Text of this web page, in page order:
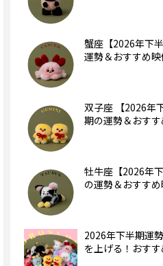
蟹座【2026年下
運勢＆おすすめ映
双子座 【2026年
期の運勢＆おすす
牡牛座【2026年
の運勢＆おすすめ
2026年下半期運
を上げる！おすす